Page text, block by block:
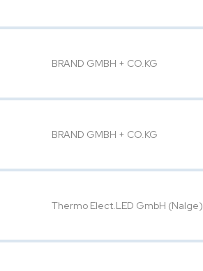
BRAND GMBH + CO.KG
BRAND GMBH + CO.KG
Thermo Elect.LED GmbH (Nalge)